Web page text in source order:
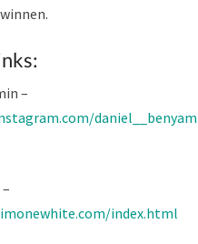
–
index.html